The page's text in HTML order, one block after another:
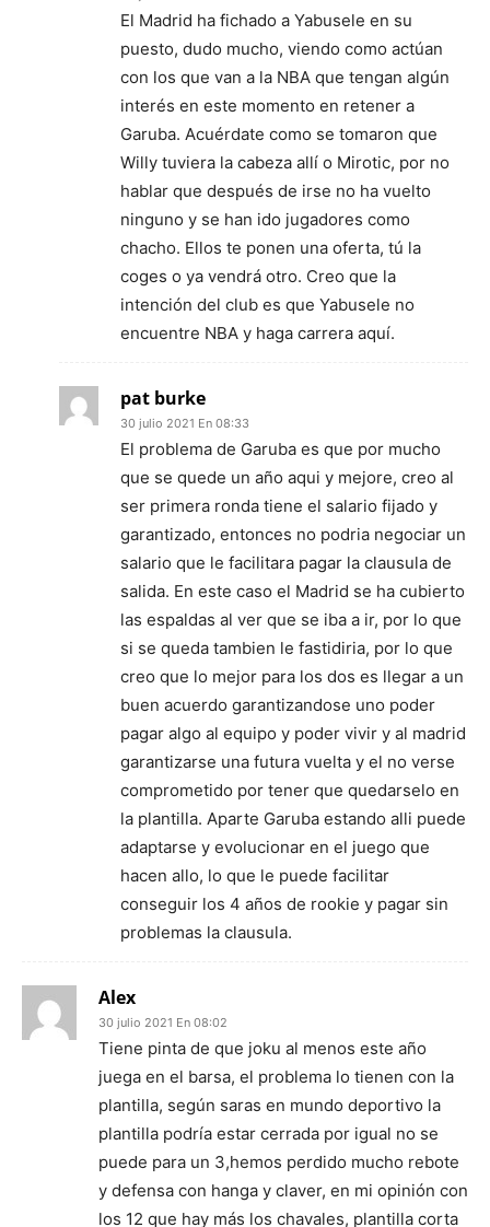
El Madrid ha fichado a Yabusele en su
puesto, dudo mucho, viendo como actúan
con los que van a la NBA que tengan algún
interés en este momento en retener a
Garuba. Acuérdate como se tomaron que
Willy tuviera la cabeza allí o Mirotic, por no
hablar que después de irse no ha vuelto
ninguno y se han ido jugadores como
chacho. Ellos te ponen una oferta, tú la
coges o ya vendrá otro. Creo que la
intención del club es que Yabusele no
encuentre NBA y haga carrera aquí.
pat burke
30 julio 2021 En 08:33
El problema de Garuba es que por mucho
que se quede un año aqui y mejore, creo al
ser primera ronda tiene el salario fijado y
garantizado, entonces no podria negociar un
salario que le facilitara pagar la clausula de
salida. En este caso el Madrid se ha cubierto
las espaldas al ver que se iba a ir, por lo que
si se queda tambien le fastidiria, por lo que
creo que lo mejor para los dos es llegar a un
buen acuerdo garantizandose uno poder
pagar algo al equipo y poder vivir y al madrid
garantizarse una futura vuelta y el no verse
comprometido por tener que quedarselo en
la plantilla. Aparte Garuba estando alli puede
adaptarse y evolucionar en el juego que
hacen allo, lo que le puede facilitar
conseguir los 4 años de rookie y pagar sin
problemas la clausula.
Alex
30 julio 2021 En 08:02
Tiene pinta de que joku al menos este año
juega en el barsa, el problema lo tienen con la
plantilla, según saras en mundo deportivo la
plantilla podría estar cerrada por igual no se
puede para un 3,hemos perdido mucho rebote
y defensa con hanga y claver, en mi opinión con
los 12 que hay más los chavales, plantilla corta